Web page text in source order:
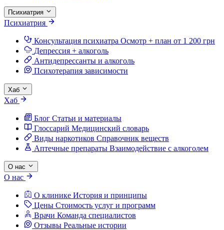
Психиатрия
Психиатрия
Консультация психиатра Осмотр + план от 1 200 грн
Депрессия + алкоголь
Антидепрессанты и алкоголь
Психотерапия зависимости
Хаб
Хаб
Блог Статьи и материалы
Глоссарий Медицинский словарь
Виды наркотиков Справочник веществ
Аптечные препараты Взаимодействие с алкоголем
О нас
О нас
О клинике История и принципы
Цены Стоимость услуг и программ
Врачи Команда специалистов
Отзывы Реальные истории